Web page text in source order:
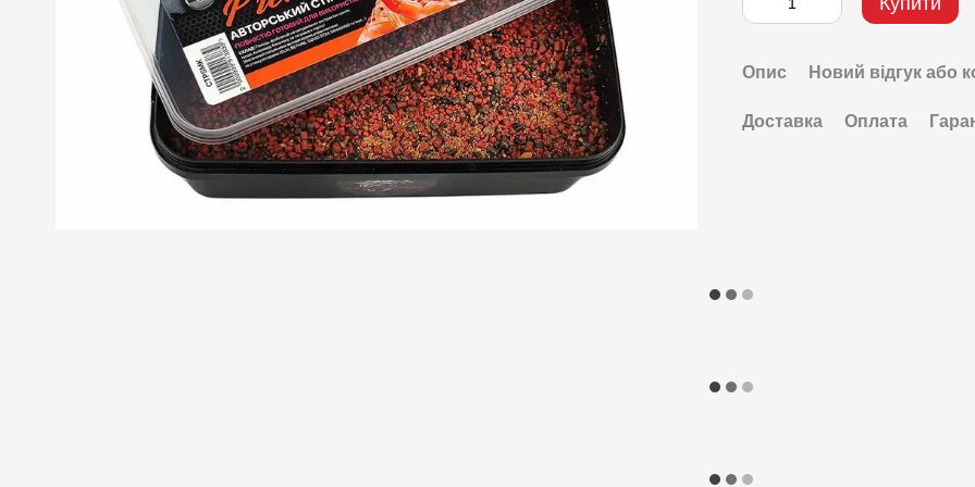
Опис Новий відгук або
Доставка Оплата